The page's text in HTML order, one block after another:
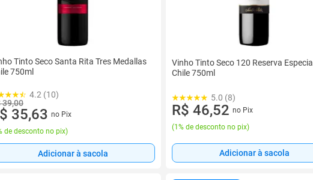
Tinto Seco Santa Rita Tres Medallas
750ml
4.2 (10)
39,00
35,63 no Pix
de desconto no pix)
Adicionar à sacola
Vinho Tinto Seco 120 Reserva Especial
Chile 750ml
5.0 (8)
R$ 46,52 no Pix
(1% de desconto no pix)
Adicionar à sacola